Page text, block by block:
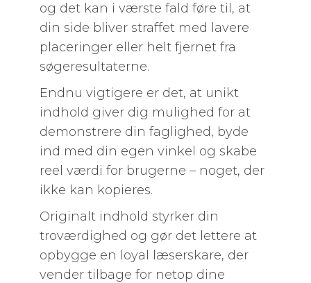
og det kan i værste fald føre til, at
din side bliver straffet med lavere
placeringer eller helt fjernet fra
søgeresultaterne.
Endnu vigtigere er det, at unikt
indhold giver dig mulighed for at
demonstrere din faglighed, byde
ind med din egen vinkel og skabe
reel værdi for brugerne – noget, der
ikke kan kopieres.
Originalt indhold styrker din
troværdighed og gør det lettere at
opbygge en loyal læserskare, der
vender tilbage for netop dine